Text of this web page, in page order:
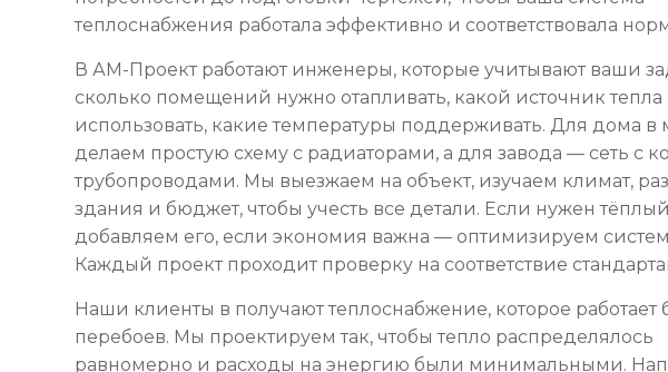
теплоснабжения работала эффективно и соответствовала
В АМ-Проект работают инженеры, которые учитывают ваши
сколько помещений нужно отапливать, какой источник тепла
использовать, какие температуры поддерживать. Для дома в
делаем простую схему с радиаторами, а для завода — сеть с
трубопроводами. Мы выезжаем на объект, изучаем климат,
здания и бюджет, чтобы учесть все детали. Если нужен
добавляем его, если экономия важна — оптимизируем
Каждый проект проходит проверку на соответствие
Наши клиенты в получают теплоснабжение, которое работает
перебоев. Мы проектируем так, чтобы тепло распределялось
равномерно и расходы на энергию были минимальными.